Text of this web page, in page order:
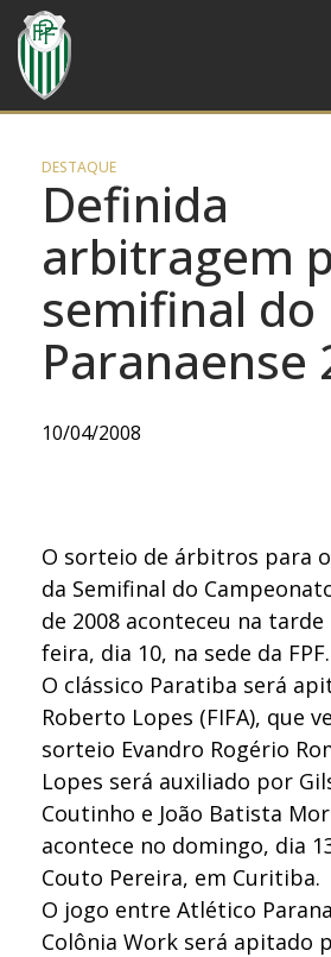
DESTAQUE
Definida
arbitragem
semifinal do
Paranaense
10/04/2008
O sorteio de árbitros para
da Semifinal do
de 2008 aconteceu na
feira, dia 10, na sede da FPF.
O clássico Paratiba será
Roberto Lopes (FIFA), que
sorteio Evandro Rogério
Lopes será auxiliado por
Coutinho e João Batista
acontece no domingo, dia
Couto Pereira, em Curitiba.
O jogo entre Atlético
Colônia Work será apitado